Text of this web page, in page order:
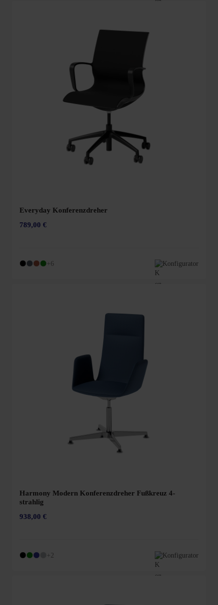
Everyday Konferenzdreher
789,00 €
+6 Konfigurator
Harmony Modern Konferenzdreher Fußkreuz 4-
strahlig
938,00 €
+2 Konfigurator